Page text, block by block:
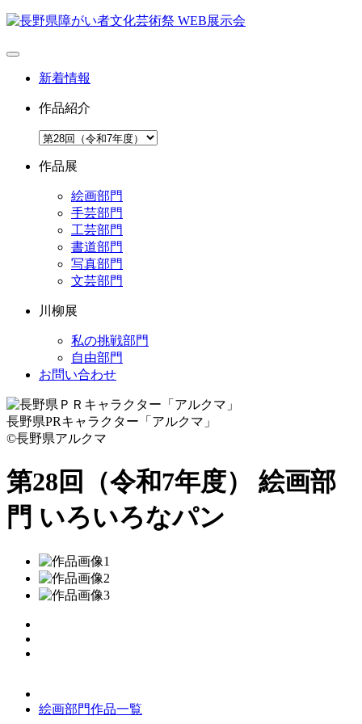
新着情報
作品紹介
作品展
絵画部門
手芸部門
工芸部門
書道部門
写真部門
文芸部門
川柳展
私の挑戦部門
自由部門
お問い合わせ
長野県PRキャラクター「アルクマ」
©長野県アルクマ
第28回（令和7年度） 絵画部
門 いろいろなパン
絵画部門作品一覧